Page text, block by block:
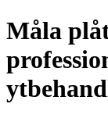
Måla